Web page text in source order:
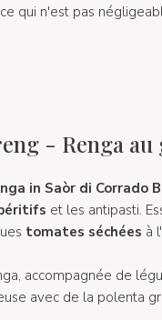
qui n'est pas
- Renga
in Saòr di Corrado
et les antipasti.
tomates séchées à
accompagnée de
avec de la polenta